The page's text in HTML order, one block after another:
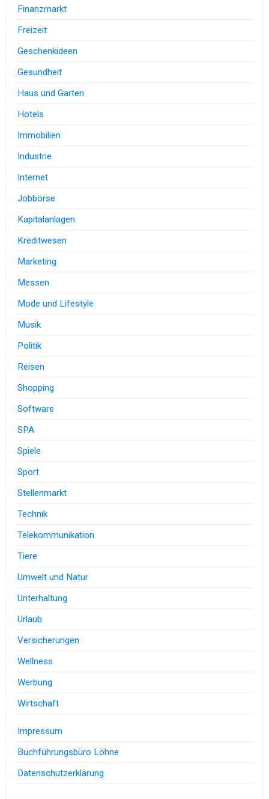
Finanzmarkt
Freizeit
Geschenkideen
Gesundheit
Haus und Garten
Hotels
Immobilien
Industrie
Internet
Jobbörse
Kapitalanlagen
Kreditwesen
Marketing
Messen
Mode und Lifestyle
Musik
Politik
Reisen
Shopping
Software
SPA
Spiele
Sport
Stellenmarkt
Technik
Telekommunikation
Tiere
Umwelt und Natur
Unterhaltung
Urlaub
Versicherungen
Wellness
Werbung
Wirtschaft
Impressum
Buchführungsbüro Löhne
Datenschutzerklärung